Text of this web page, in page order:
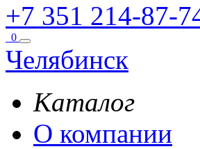
+7 351 214-87-
0
Челябинск
Каталог
О компании